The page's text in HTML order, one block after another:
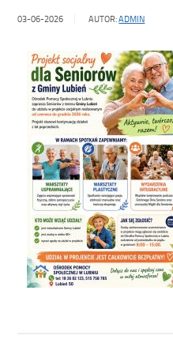
03-06-2026 AUTOR:ADMIN